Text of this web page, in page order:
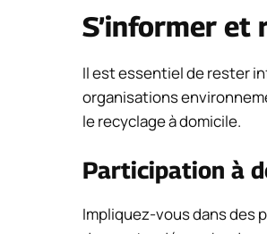
S’informer et
Il est essentiel de rester
organisations
le recyclage à domicile.
Participation à
Impliquez-vous dans des